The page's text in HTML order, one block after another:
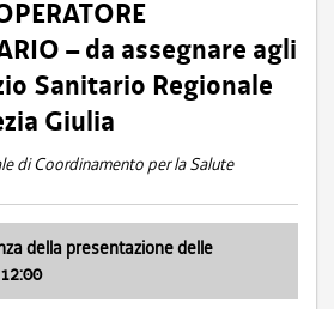
– da assegnare agli
Sanitario Regionale
Giulia
di Coordinamento per la Salute
della presentazione delle